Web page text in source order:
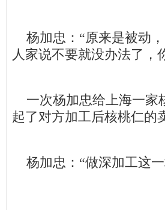
杨加忠：“原来是被动
人家说不要就没办法了，
一次杨加忠给上海一家
起了对方加工后核桃仁的
杨加忠：“做深加工这